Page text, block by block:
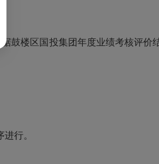
鼓楼区国投集团年度业绩考核评价
行。